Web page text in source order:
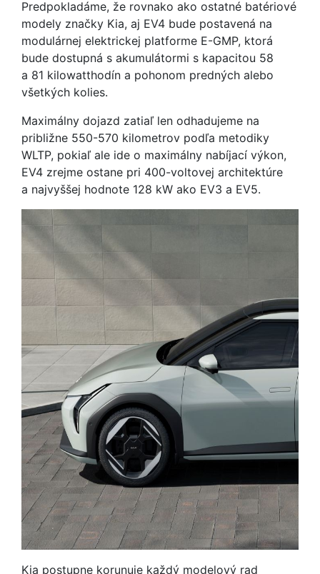
Predpokladáme, že rovnako ako ostatné batériové
modely značky Kia, aj EV4 bude postavená na
modulárnej elektrickej platforme E-GMP, ktorá
bude dostupná s akumulátormi s kapacitou 58
a 81 kilowatthodín a pohonom predných alebo
všetkých kolies.
Maximálny dojazd zatiaľ len odhadujeme na
približne 550-570 kilometrov podľa metodiky
WLTP, pokiaľ ale ide o maximálny nabíjací výkon,
EV4 zrejme ostane pri 400-voltovej architektúre
a najvyššej hodnote 128 kW ako EV3 a EV5.
Kia postupne korunuje každý modelový rad